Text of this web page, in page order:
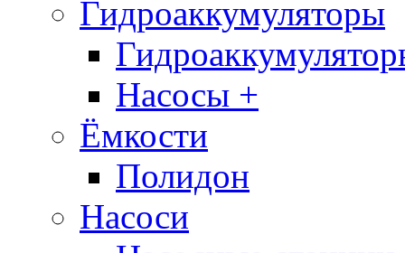
Гидроаккумуляторы
Насосы +
Ёмкости
Полидон
Насоси